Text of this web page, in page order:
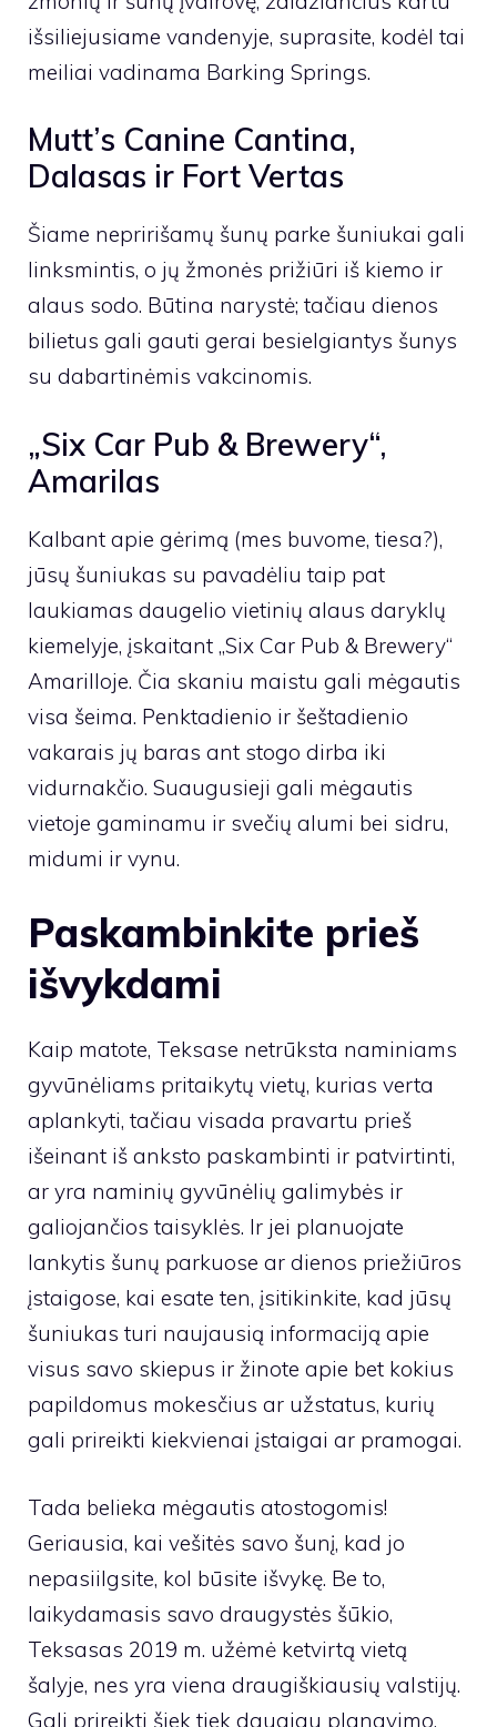
išsiliejusiame vandenyje, suprasite, kodėl tai
meiliai vadinama Barking Springs.
Mutt’s Canine Cantina,
Dalasas ir Fort Vertas
Šiame nepririšamų šunų parke šuniukai gali
linksmintis, o jų žmonės prižiūri iš kiemo ir
alaus sodo. Būtina narystė; tačiau dienos
bilietus gali gauti gerai besielgiantys šunys
su dabartinėmis vakcinomis.
„Six Car Pub & Brewery“,
Amarilas
Kalbant apie gėrimą (mes buvome, tiesa?),
jūsų šuniukas su pavadėliu taip pat
laukiamas daugelio vietinių alaus daryklų
kiemelyje, įskaitant „Six Car Pub & Brewery“
Amarilloje. Čia skaniu maistu gali mėgautis
visa šeima. Penktadienio ir šeštadienio
vakarais jų baras ant stogo dirba iki
vidurnakčio. Suaugusieji gali mėgautis
vietoje gaminamu ir svečių alumi bei sidru,
midumi ir vynu.
Paskambinkite prieš
išvykdami
Kaip matote, Teksase netrūksta naminiams
gyvūnėliams pritaikytų vietų, kurias verta
aplankyti, tačiau visada pravartu prieš
išeinant iš anksto paskambinti ir patvirtinti,
ar yra naminių gyvūnėlių galimybės ir
galiojančios taisyklės. Ir jei planuojate
lankytis šunų parkuose ar dienos priežiūros
įstaigose, kai esate ten, įsitikinkite, kad jūsų
šuniukas turi naujausią informaciją apie
visus savo skiepus ir žinote apie bet kokius
papildomus mokesčius ar užstatus, kurių
gali prireikti kiekvienai įstaigai ar pramogai.
Tada belieka mėgautis atostogomis!
Geriausia, kai vešitės savo šunį, kad jo
nepasiilgsite, kol būsite išvykę. Be to,
laikydamasis savo draugystės šūkio,
Teksasas 2019 m. užėmė ketvirtą vietą
šalyje, nes yra viena draugiškiausių valstijų.
Gali prireikti šiek tiek daugiau planavimo,